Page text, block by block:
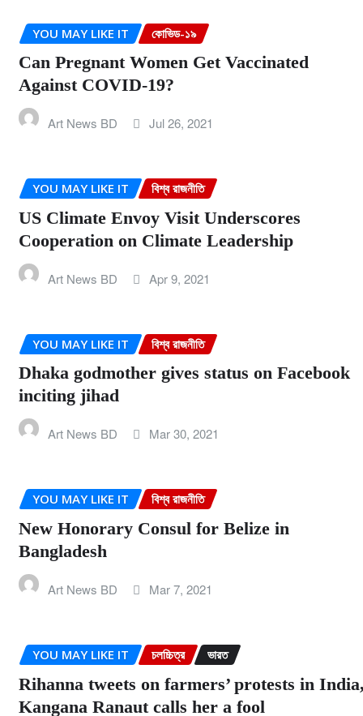
YOU MAY LIKE IT কোভিড-১৯
Can Pregnant Women Get Vaccinated
Against COVID-19?
Art News BD Jul 26, 2021
YOU MAY LIKE IT বিশ্ব রাজনীতি
US Climate Envoy Visit Underscores
Cooperation on Climate Leadership
Art News BD Apr 9, 2021
YOU MAY LIKE IT বিশ্ব রাজনীতি
Dhaka godmother gives status on Facebook
inciting jihad
Art News BD Mar 30, 2021
YOU MAY LIKE IT বিশ্ব রাজনীতি
New Honorary Consul for Belize in
Bangladesh
Art News BD Mar 7, 2021
YOU MAY LIKE IT চলচ্চিত্র ভারত
Rihanna tweets on farmers’ protests in
Kangana Ranaut calls her a fool